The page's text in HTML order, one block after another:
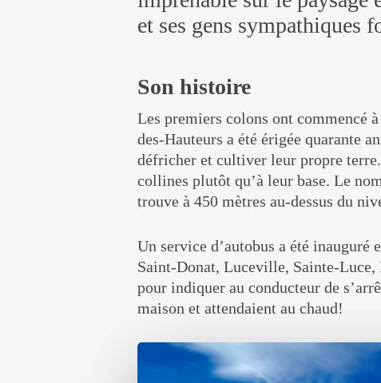
et ses gens sympathiques
Son histoire
Les premiers colons ont commencé
des-Hauteurs a été érigée quarante
défricher et cultiver leur propre
collines plutôt qu’à leur base. Le
trouve à 450 mètres au-dessus du
Un service d’autobus a été
Saint-Donat, Luceville, Sainte-Luce,
pour indiquer au conducteur de
maison et attendaient au chaud!